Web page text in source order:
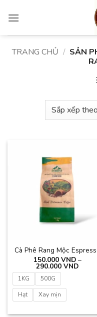
qua
TRANG CHỦ / SẢN
Cà Phê Rang Mộc
150.000 VND –
290.000 VNDKhoảng
1KG
500G
Hạt
Xay mịn